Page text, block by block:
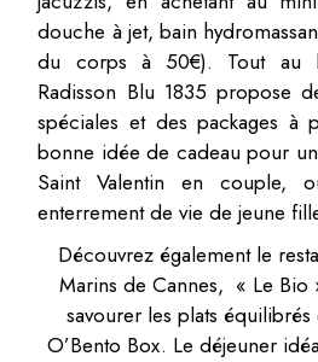
douche à jet, bain
du corps à 50€). Tout au
Radisson Blu 1835 propose
spéciales et des packages à
bonne idée de cadeau pour
Saint Valentin en couple,
enterrement de vie de jeune
Découvrez également le
Marins de Cannes, « Le
savourer les plats équilibrés
O’Bento Box. Le déjeuner